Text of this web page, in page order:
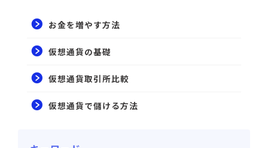
お金を増やす方法
仮想通貨の基礎
仮想通貨取引所比較
仮想通貨で儲ける方法